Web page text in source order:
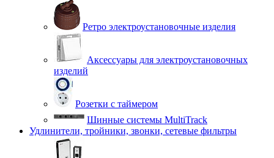
Ретро электроустановочные изделия
Аксессуары для электроустановочных
изделий
Розетки с таймером
Шинные системы MultiTrack
Удлинители, тройники, звонки, сетевые фильтры